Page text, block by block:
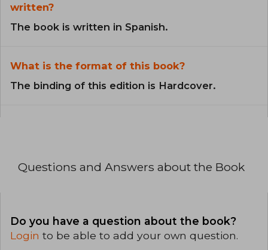
written?
The book is written in Spanish.
What is the format of this book?
The binding of this edition is Hardcover.
Questions and Answers about the Book
Do you have a question about the book?
Login to be able to add your own question.